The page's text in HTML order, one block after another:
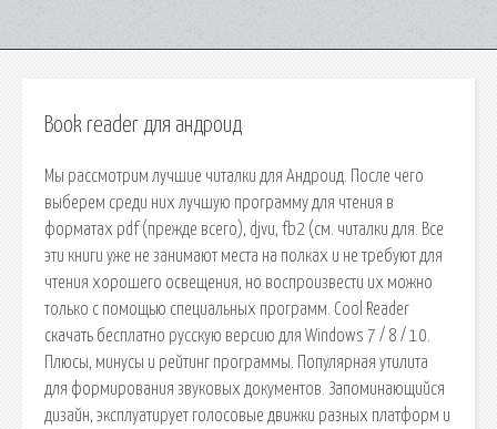
Book reader для андроид
Мы рассмотрим лучшие читалки для Андроид. После чего
выберем среди них лучшую программу для чтения в
форматах pdf (прежде всего), djvu, fb2 (см. читалки для. Все
эти книги уже не занимают места на полках и не требуют для
чтения хорошего освещения, но воспроизвести их можно
только с помощью специальных программ. Cool Reader
скачать бесплатно русскую версию для Windows 7 / 8 / 10.
Плюсы, минусы и рейтинг программы. Популярная утилита
для формирования звуковых документов. Запоминающийся
дизайн, эксплуатирует голосовые движки разных платформ и